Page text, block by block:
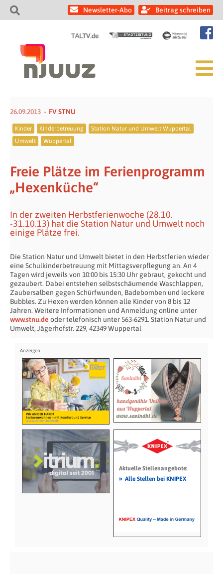
Newsletter-Abo Beitrag schreiben
26.09.2013 FV STNU
Kinder Kinderbetreuung
Station Natur und Umwelt Wuppertal
Umwelt
Wuppertal
Freie Plätze im Ferienprogramm
„Hexenküche“
In der zweiten Herbstferienwoche (28.10.
-31.10.13) hat die Station Natur und Umwelt noch
einige Plätze frei.
Die Station Natur und Umwelt bietet in den Herbstferien wieder
eine Schulkinderbetreuung mit Mittagsverpflegung an. An 4
Tagen wird jeweils von 10:00 bis 15:30 Uhr gebraut, gekocht und
gezaubert. Dabei entstehen selbstschäumende Waschlappen,
Zaubersalben gegen Schürfwunden, Badebomben und leckere
Bubbles. Zu Hexen werden können alle Kinder von 8 bis 12
Jahren. Weitere Informationen und Anmeldung online unter
www.stnu.de oder telefonisch unter 563-6291. Station Natur und
Umwelt, Jägerhofstr. 229, 42349 Wuppertal
Aktuelle Stellenangebote:
» Alle Stellen bei KNIPEX